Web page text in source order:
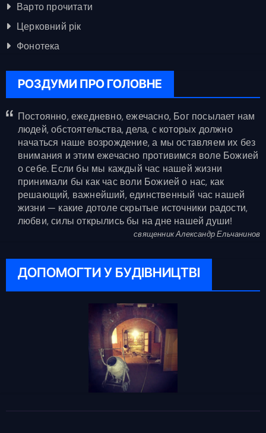
Варто прочитати
Церковний рік
Фонотека
РОЗДУМИ ПРО ГОЛОВНЕ
Постоянно, ежедневно, ежечасно, Бог посылает нам
людей, обстоятельства, дела, с которых должно
начаться наше возрождение, а мы оставляем их без
внимания и этим ежечасно противимся воле Божией
о себе. Если бы мы каждый час нашей жизни
принимали бы как час воли Божией о нас, как
решающий, важнейший, единственный час нашей
жизни — какие дотоле скрытые источники радости,
любви, силы открылись бы на дне нашей души!
священник Александр Ельчанинов
ДОПОМОГТИ У БУДІВНИЦТВІ